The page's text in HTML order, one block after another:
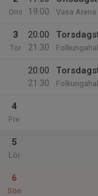
Ons
19:00
Vasa Arena
3
Tor
20:00
21:30
20:00
21:30
4
Fre
5
Lör
6
Sön